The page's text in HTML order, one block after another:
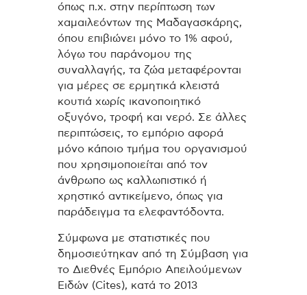
όπως π.χ. στην περίπτωση των
χαμαιλεόντων της Μαδαγασκάρης,
όπου επιβιώνει μόνο το 1% αφού,
λόγω του παράνομου της
συναλλαγής, τα ζώα μεταφέρονται
για μέρες σε ερμητικά κλειστά
κουτιά χωρίς ικανοποιητικό
οξυγόνο, τροφή και νερό. Σε άλλες
περιπτώσεις, το εμπόριο αφορά
μόνο κάποιο τμήμα του οργανισμού
που χρησιμοποιείται από τον
άνθρωπο ως καλλωπιστικό ή
χρηστικό αντικείμενο, όπως για
παράδειγμα τα ελεφαντόδοντα.
Σύμφωνα με στατιστικές που
δημοσιεύτηκαν από τη Σύμβαση για
το Διεθνές Εμπόριο Απειλούμενων
Ειδών (Cites), κατά το 2013